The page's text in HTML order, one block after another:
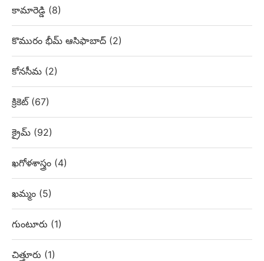
కామారెడ్డి (8)
కొమురం భీమ్ ఆసిఫాబాద్ (2)
కోనసీమ (2)
క్రికెట్ (67)
క్రైమ్ (92)
ఖగోళశాస్త్రం (4)
ఖమ్మం (5)
గుంటూరు (1)
చిత్తూరు (1)